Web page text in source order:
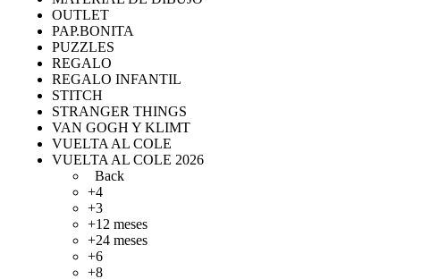
OUTLET
PAP.BONITA
PUZZLES
REGALO
REGALO INFANTIL
STITCH
STRANGER THINGS
VAN GOGH Y KLIMT
VUELTA AL COLE
VUELTA AL COLE 2026
Back
+4
+3
+12 meses
+24 meses
+6
+8